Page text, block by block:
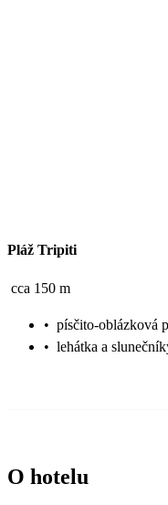
Pláž Tripiti
cca 150 m
• písčito-oblázková
• lehátka a
O hotelu